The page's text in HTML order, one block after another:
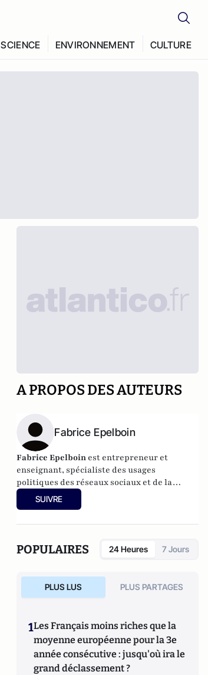
SCIENCE ENVIRONNEMENT CULTURE
A PROPOS DES AUTEURS
Fabrice Epelboin
Fabrice Epelboin est entrepreneur et
enseignant, spécialiste des usages
politiques des réseaux sociaux et de la
géopolitique du cyber.
SUIVRE
POPULAIRES 24 Heures 7 Jours
PLUS LUS PLUS PARTAGES
1Les Français moins riches que la
moyenne européenne pour la 3e
année consécutive : jusqu'où ira le
grand déclassement ?